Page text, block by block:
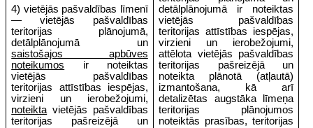
4) vietējās pašvaldības līmenī
— vietējās pašvaldības
teritorijas plānojumā,
detālplānojumā un
saistošajos apbūves
noteikumos ir noteiktas
vietējās pašvaldības
teritorijas attīstības iespējas,
virzieni un ierobežojumi,
noteikta vietējās pašvaldības
teritorijas pašreizējā un
detālplānojumā ir noteiktas
vietējās pašvaldības
teritorijas attīstības iespējas,
virzieni un ierobežojumi,
attēlota vietējās pašvaldības
teritorijas pašreizējā un
noteikta plānotā (atļautā)
izmantošana, kā arī
detalizētas augstāka līmeņa
teritorijas plānojumos
noteiktās prasības, teritorijas